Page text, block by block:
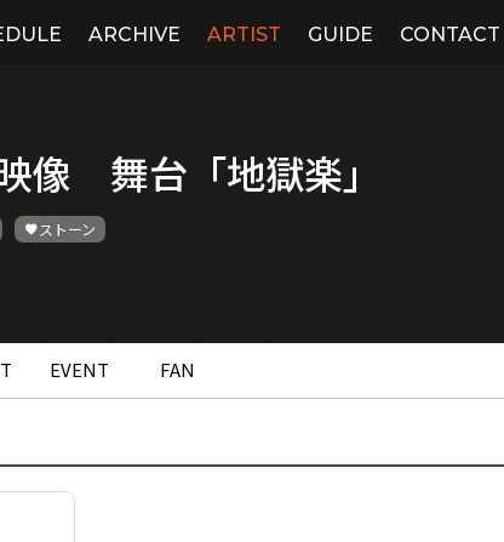
ARCHIVE ARTIST GUIDE CONTACT
像 舞台「地獄楽」
ストーン
EVENT FAN